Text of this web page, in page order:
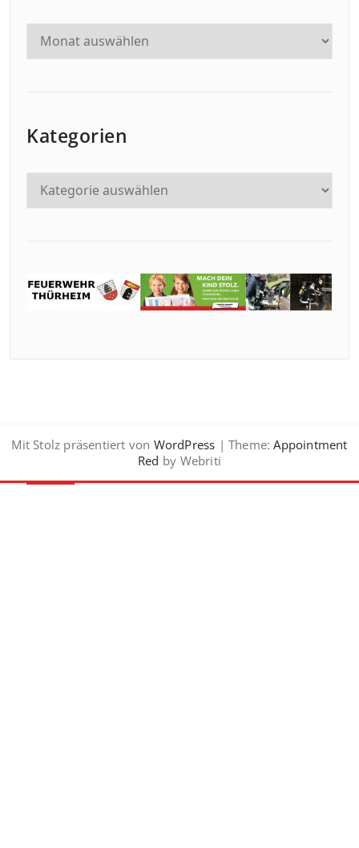
Kategorien
Mit Stolz präsentiert von WordPress | Theme: Appointment
Red by Webriti